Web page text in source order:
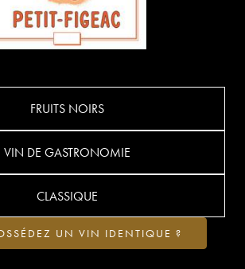
FRUITS NOIRS
VIN DE GASTRONOMIE
CLASSIQUE
UN VIN IDENTIQUE ?